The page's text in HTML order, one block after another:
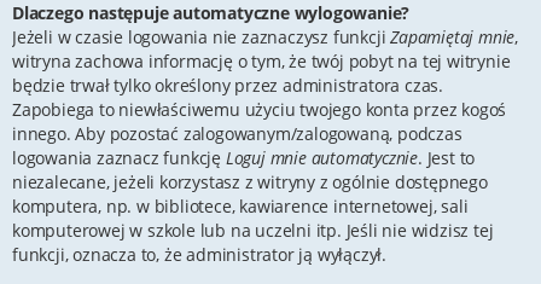
Dlaczego następuje automatyczne wylogowanie?
Jeżeli w czasie logowania nie zaznaczysz funkcjiZapamiętaj mnie,
witryna zachowa informację o tym, że twój pobyt na tej witrynie
będzie trwał tylko określony przez administratora czas.
Zapobiega to niewłaściwemu użyciu twojego konta przez kogoś
innego. Aby pozostać zalogowanym/zalogowaną, podczas
logowania zaznacz funkcję Loguj mnie automatycznie. Jest to
niezalecane, jeżeli korzystasz z witryny z ogólnie dostępnego
komputera, np. w bibliotece, kawiarence internetowej, sali
komputerowej w szkole lub na uczelni itp. Jeśli nie widzisz tej
funkcji, oznacza to, że administrator ją wyłączył.